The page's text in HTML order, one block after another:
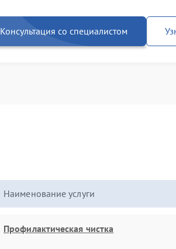
Консультация со специалистом
Наименование услуги
Профилактическая чистка